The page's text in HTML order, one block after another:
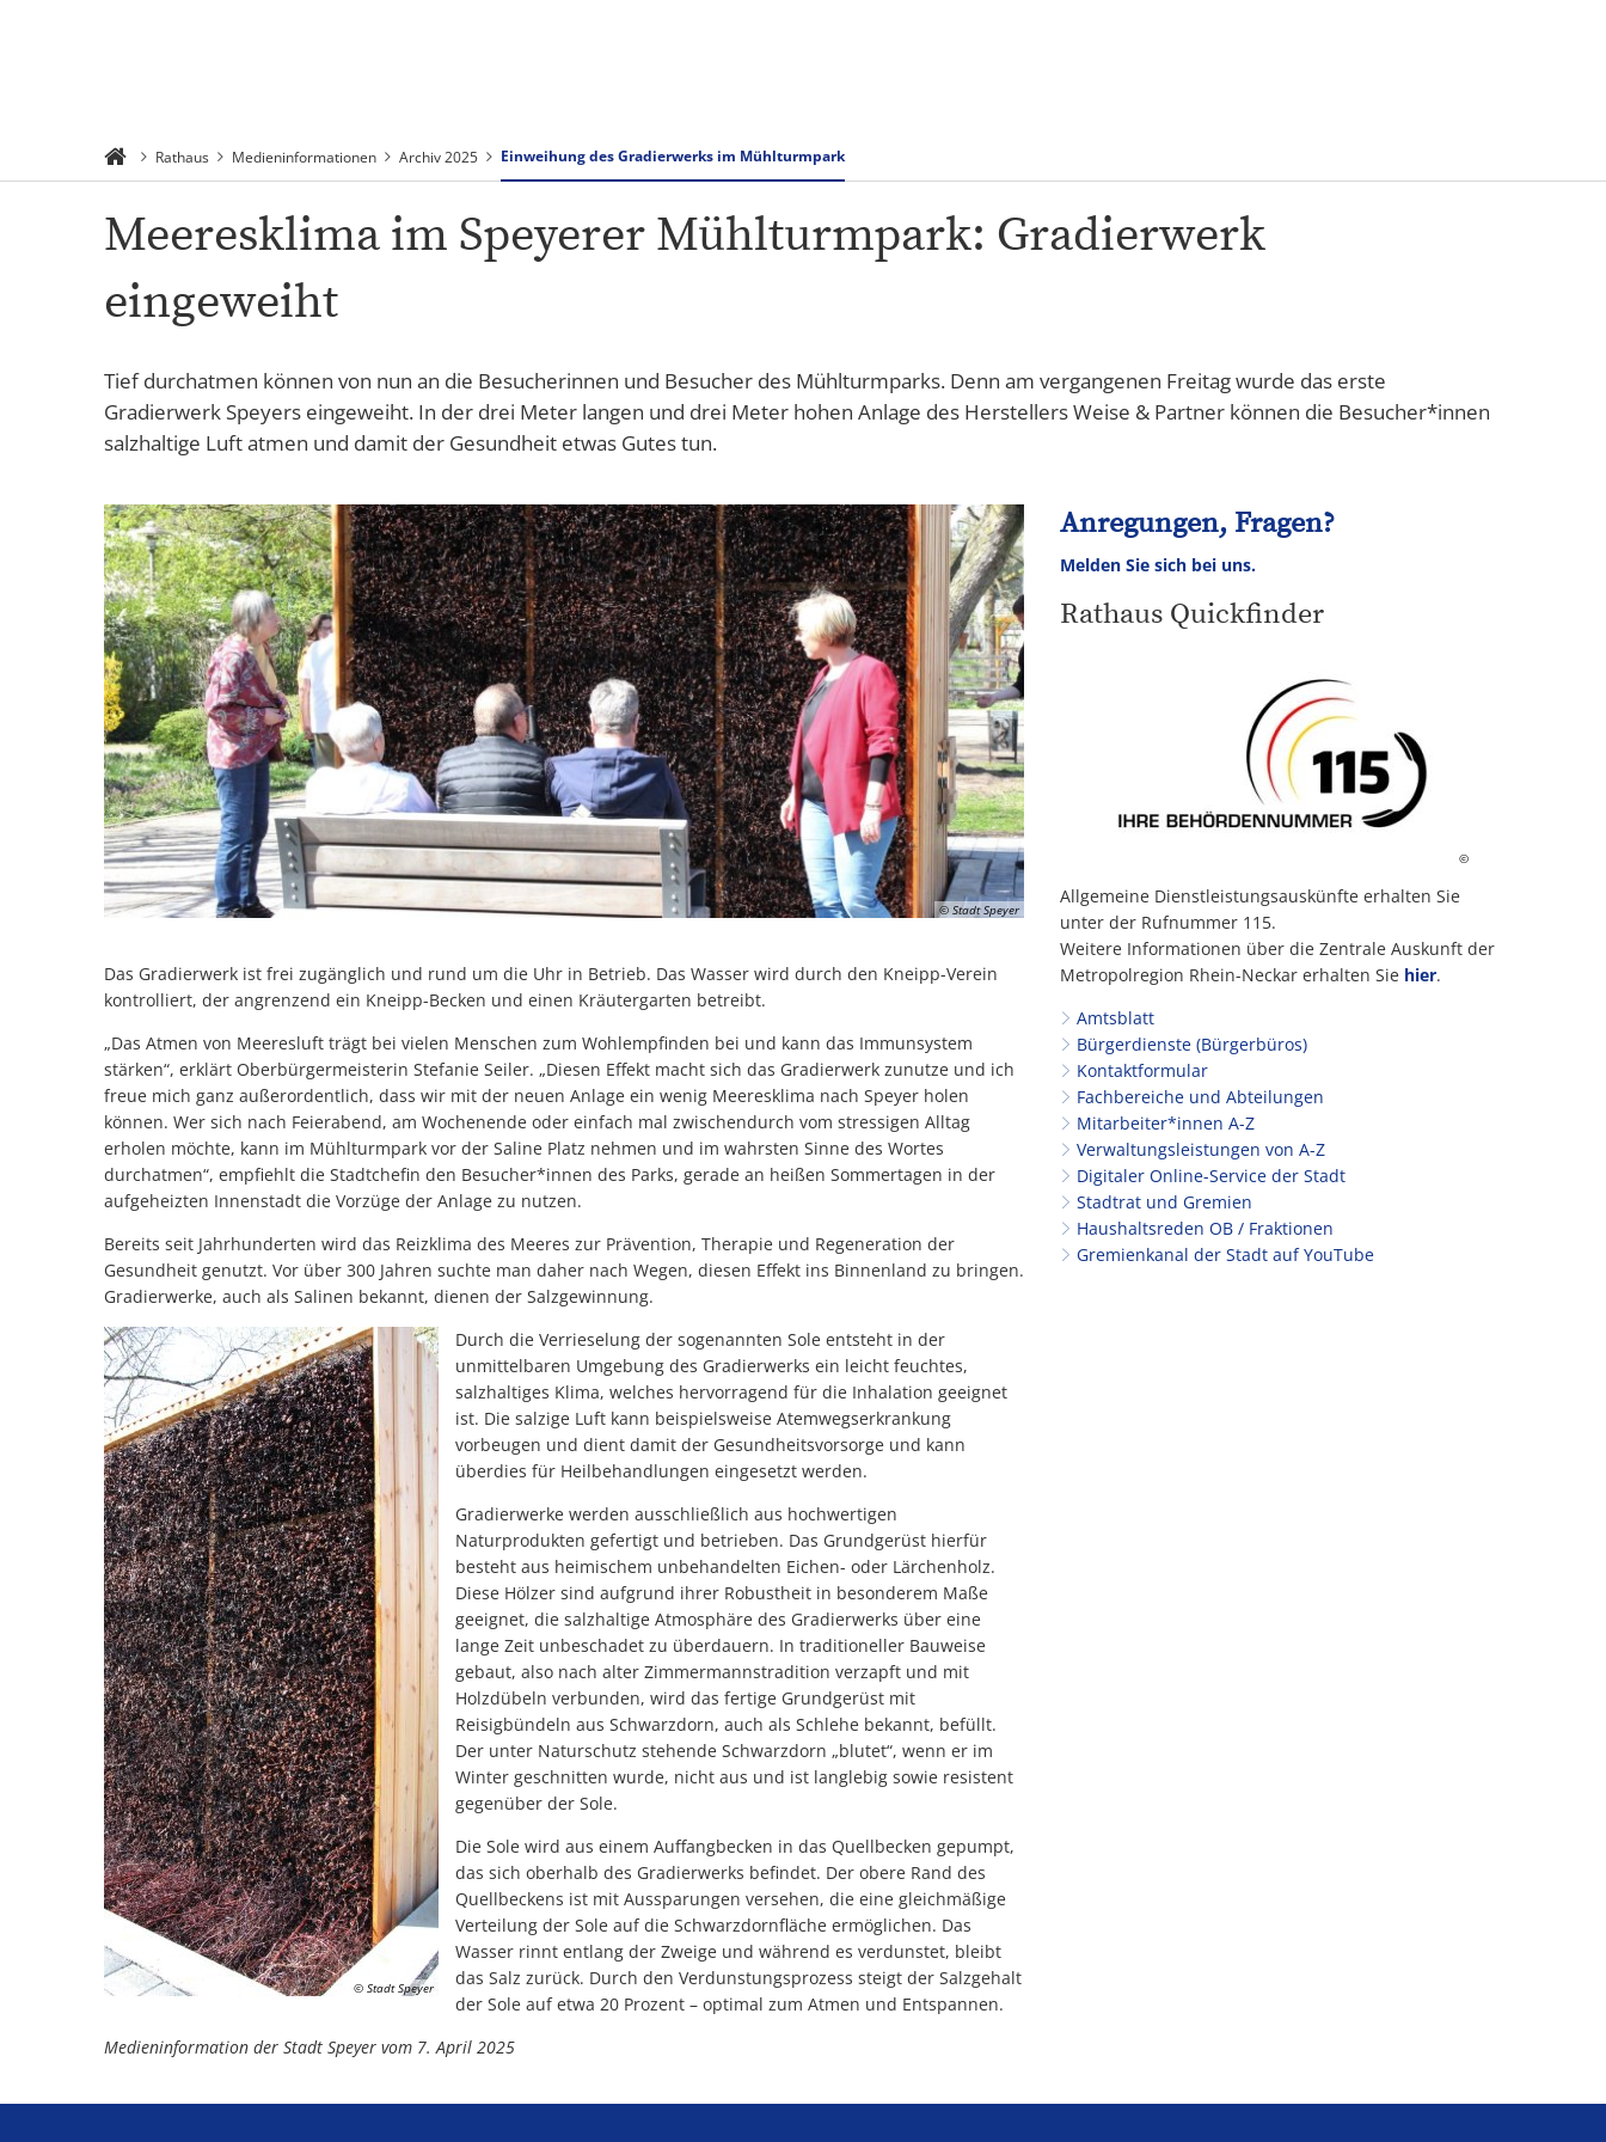
Rathaus Medieninformationen Archiv 2025 Einweihung des Gradierwerks im Mühlturmpark
Meeresklima im Speyerer Mühlturmpark: Gradierwerk
eingeweiht
Tief durchatmen können von nun an die Besucherinnen und Besucher des Mühlturmparks. Denn am vergangenen Freitag wurde das erste
Gradierwerk Speyers eingeweiht. In der drei Meter langen und drei Meter hohen Anlage des Herstellers Weise & Partner können die Besucher*innen
salzhaltige Luft atmen und damit der Gesundheit etwas Gutes tun.
© Stadt Speyer
Das Gradierwerk ist frei zugänglich und rund um die Uhr in Betrieb. Das Wasser wird durch den Kneipp-Verein
kontrolliert, der angrenzend ein Kneipp-Becken und einen Kräutergarten betreibt.
„Das Atmen von Meeresluft trägt bei vielen Menschen zum Wohlempfinden bei und kann das Immunsystem
stärken“, erklärt Oberbürgermeisterin Stefanie Seiler. „Diesen Effekt macht sich das Gradierwerk zunutze und ich
freue mich ganz außerordentlich, dass wir mit der neuen Anlage ein wenig Meeresklima nach Speyer holen
können. Wer sich nach Feierabend, am Wochenende oder einfach mal zwischendurch vom stressigen Alltag
erholen möchte, kann im Mühlturmpark vor der Saline Platz nehmen und im wahrsten Sinne des Wortes
durchatmen“, empfiehlt die Stadtchefin den Besucher*innen des Parks, gerade an heißen Sommertagen in der
aufgeheizten Innenstadt die Vorzüge der Anlage zu nutzen.
Bereits seit Jahrhunderten wird das Reizklima des Meeres zur Prävention, Therapie und Regeneration der
Gesundheit genutzt. Vor über 300 Jahren suchte man daher nach Wegen, diesen Effekt ins Binnenland zu bringen.
Gradierwerke, auch als Salinen bekannt, dienen der Salzgewinnung.
© Stadt Speyer
Durch die Verrieselung der sogenannten Sole entsteht in der
unmittelbaren Umgebung des Gradierwerks ein leicht feuchtes,
salzhaltiges Klima, welches hervorragend für die Inhalation geeignet
ist. Die salzige Luft kann beispielsweise Atemwegserkrankung
vorbeugen und dient damit der Gesundheitsvorsorge und kann
überdies für Heilbehandlungen eingesetzt werden.
Gradierwerke werden ausschließlich aus hochwertigen
Naturprodukten gefertigt und betrieben. Das Grundgerüst hierfür
besteht aus heimischem unbehandelten Eichen- oder Lärchenholz.
Diese Hölzer sind aufgrund ihrer Robustheit in besonderem Maße
geeignet, die salzhaltige Atmosphäre des Gradierwerks über eine
lange Zeit unbeschadet zu überdauern. In traditioneller Bauweise
gebaut, also nach alter Zimmermannstradition verzapft und mit
Holzdübeln verbunden, wird das fertige Grundgerüst mit
Reisigbündeln aus Schwarzdorn, auch als Schlehe bekannt, befüllt.
Der unter Naturschutz stehende Schwarzdorn „blutet“, wenn er im
Winter geschnitten wurde, nicht aus und ist langlebig sowie resistent
gegenüber der Sole.
Die Sole wird aus einem Auffangbecken in das Quellbecken gepumpt,
das sich oberhalb des Gradierwerks befindet. Der obere Rand des
Quellbeckens ist mit Aussparungen versehen, die eine gleichmäßige
Verteilung der Sole auf die Schwarzdornfläche ermöglichen. Das
Wasser rinnt entlang der Zweige und während es verdunstet, bleibt
das Salz zurück. Durch den Verdunstungsprozess steigt der Salzgehalt
der Sole auf etwa 20 Prozent – optimal zum Atmen und Entspannen.
Medieninformation der Stadt Speyer vom 7. April 2025
Anregungen, Fragen?
Melden Sie sich bei uns.
Rathaus Quickfinder
©
Allgemeine Dienstleistungsauskünfte erhalten Sie
unter der Rufnummer 115.
Weitere Informationen über die Zentrale Auskunft der
Metropolregion Rhein-Neckar erhalten Sie hier.
Amtsblatt
Bürgerdienste (Bürgerbüros)
Kontaktformular
Fachbereiche und Abteilungen
Mitarbeiter*innen A-Z
Verwaltungsleistungen von A-Z
Digitaler Online-Service der Stadt
Stadtrat und Gremien
Haushaltsreden OB / Fraktionen
Gremienkanal der Stadt auf YouTube